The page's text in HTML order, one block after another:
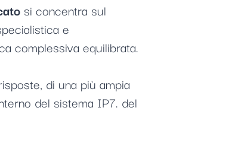
si concentra sul
e
complessiva equilibrata.
di una più ampia
del sistema IP7. del